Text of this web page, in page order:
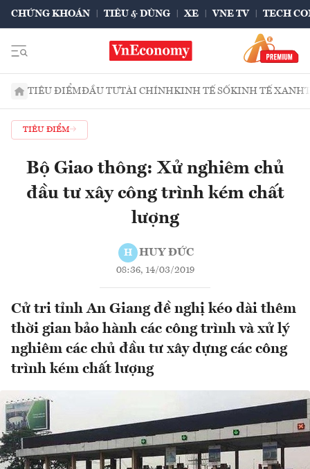
CHỨNG KHOÁN TIÊU & DÙNG XE VNE TV TECH
TIÊU ĐIỂMĐẦU TƯTÀI CHÍNHKINH TẾ SỐKINH TẾ XANH
TIÊU ĐIỂM
Bộ Giao thông: Xử nghiêm chủ
đầu tư xây công trình kém chất
lượng
H HUY ĐỨC
08:36, 14/03/2019
Cử tri tỉnh An Giang đề nghị kéo dài thêm
thời gian bảo hành các công trình và xử lý
nghiêm các chủ đầu tư xây dựng các công
trình kém chất lượng